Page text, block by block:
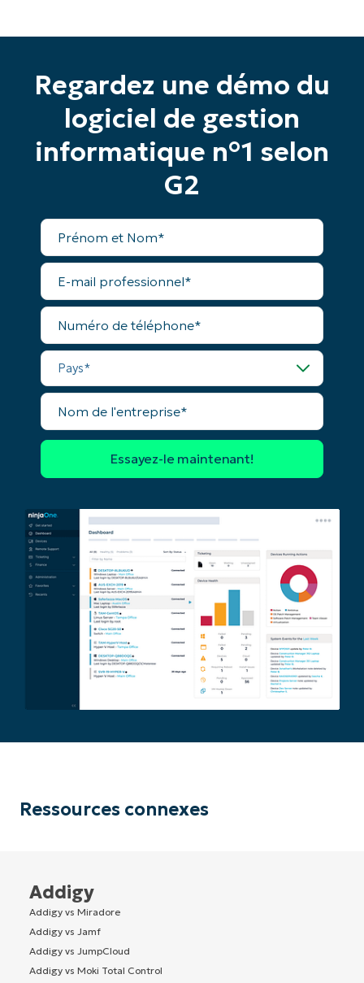
Regardez une démo du
logiciel de gestion
informatique n°1 selon
G2
Prénom
Nom*
E-
mail
professionnel*
Numéro
téléphone*
Pays*
Nom
l'entreprise*
Ressources connexes
Addigy
Addigy vs Miradore
Addigy vs Jamf
Addigy vs JumpCloud
Addigy vs Moki Total Control
Company